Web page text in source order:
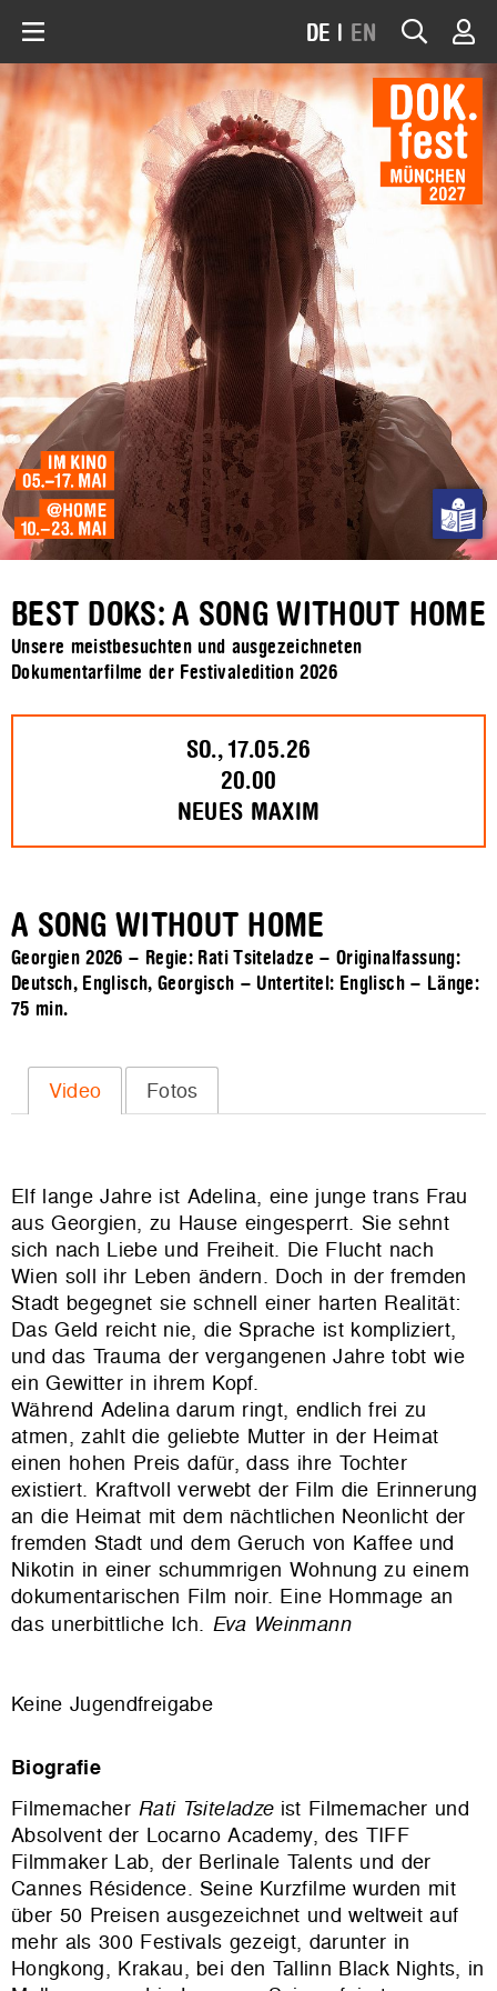
DE | EN
BEST DOKS: A SONG WITHOUT HOME
Unsere meistbesuchten und ausgezeichneten
Dokumentarfilme der Festivaledition 2026
SO., 17.05.26
20.00
NEUES MAXIM
A SONG WITHOUT HOME
Georgien 2026 – Regie: Rati Tsiteladze – Originalfassung:
Deutsch, Englisch, Georgisch – Untertitel: Englisch – Länge:
75 min.
Video Fotos
Elf lange Jahre ist Adelina, eine junge trans Frau
aus Georgien, zu Hause eingesperrt. Sie sehnt
sich nach Liebe und Freiheit. Die Flucht nach
Wien soll ihr Leben ändern. Doch in der fremden
Stadt begegnet sie schnell einer harten Realität:
Das Geld reicht nie, die Sprache ist kompliziert,
und das Trauma der vergangenen Jahre tobt wie
ein Gewitter in ihrem Kopf.
Während Adelina darum ringt, endlich frei zu
atmen, zahlt die geliebte Mutter in der Heimat
einen hohen Preis dafür, dass ihre Tochter
existiert. Kraftvoll verwebt der Film die Erinnerung
an die Heimat mit dem nächtlichen Neonlicht der
fremden Stadt und dem Geruch von Kaffee und
Nikotin in einer schummrigen Wohnung zu einem
dokumentarischen Film noir. Eine Hommage an
das unerbittliche Ich. Eva Weinmann
Keine Jugendfreigabe
Biografie
Filmemacher Rati Tsiteladzeist Filmemacher und
Absolvent der Locarno Academy, des TIFF
Filmmaker Lab, der Berlinale Talents und der
Cannes Résidence. Seine Kurzfilme wurden mit
über 50 Preisen ausgezeichnet und weltweit auf
mehr als 300 Festivals gezeigt, darunter in
Hongkong, Krakau, bei den Tallinn Black Nights, in